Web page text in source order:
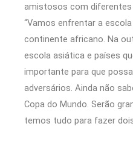
amistosos com
“Vamos enfrentar a
continente africano. Na
escola asiática e países
importante para que
adversários. Ainda não
Copa do Mundo. Serão
temos tudo para fazer